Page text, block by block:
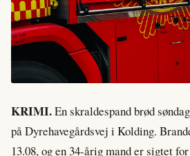
KRIMI.En skraldespand brød
på Dyrehavegårdsvej i Kolding.
13.08, og en 34-årig mand er sigtet